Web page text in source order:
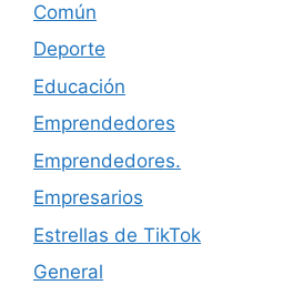
Común
Deporte
Educación
Emprendedores
Emprendedores.
Empresarios
Estrellas de TikTok
General